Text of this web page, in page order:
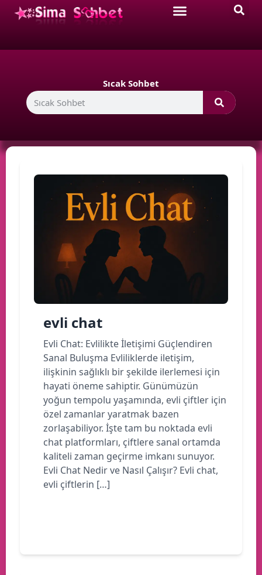
Sıcak Sohbet
evli chat
Evli Chat: Evlilikte İletişimi Güçlendiren
Sanal Buluşma Evliliklerde iletişim,
ilişkinin sağlıklı bir şekilde ilerlemesi için
hayati öneme sahiptir. Günümüzün
yoğun tempolu yaşamında, evli çiftler için
özel zamanlar yaratmak bazen
zorlaşabiliyor. İşte tam bu noktada evli
chat platformları, çiftlere sanal ortamda
kaliteli zaman geçirme imkanı sunuyor.
Evli Chat Nedir ve Nasıl Çalışır? Evli chat,
evli çiftlerin […]